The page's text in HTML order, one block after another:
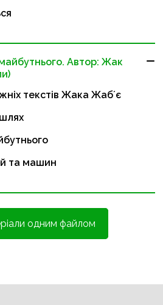
Автор: Жак
текстів Жака Жабʼє
та машин
одним файлом